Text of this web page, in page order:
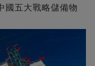
國五大戰略儲備物